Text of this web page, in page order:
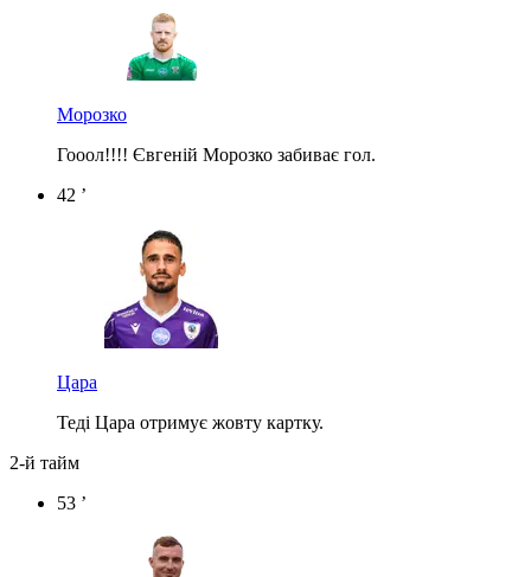
Морозко
Гооол!!!! Євгеній Морозко забиває гол.
42 ’
Цара
Теді Цара отримує жовту картку.
2-й тайм
53 ’